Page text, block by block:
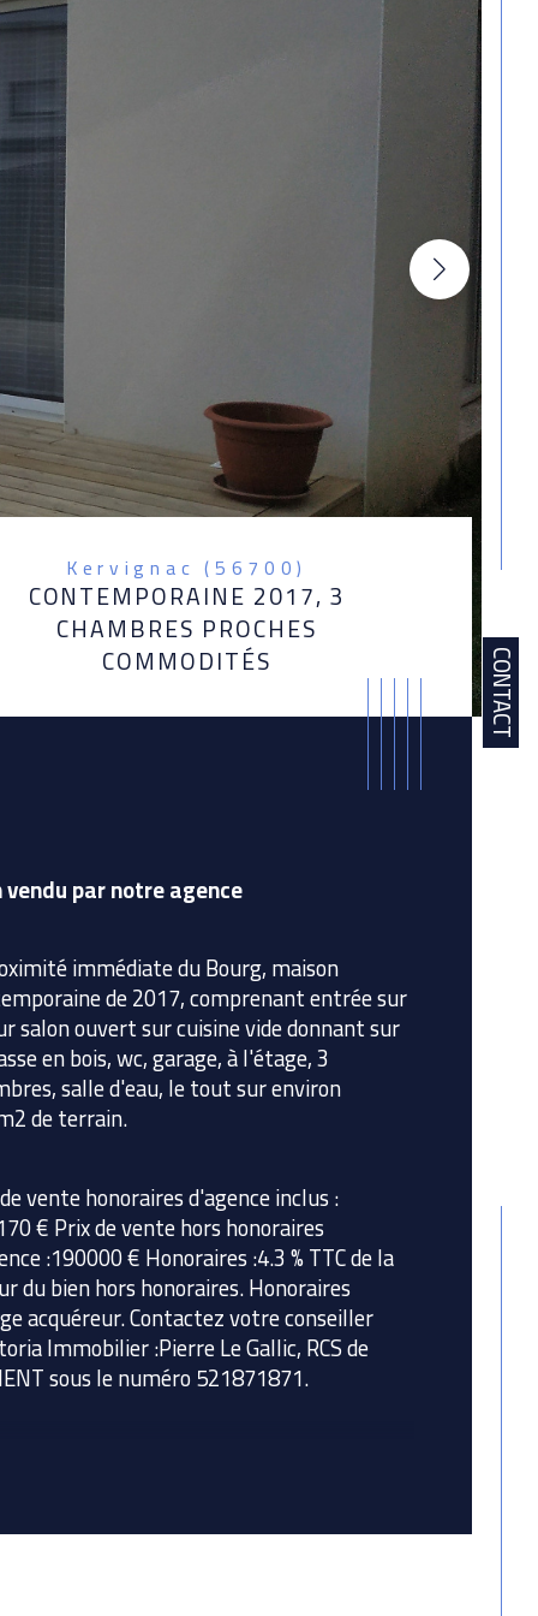
CONTACT
Kervignac (56700)
CONTEMPORAINE 2017, 3
CHAMBRES PROCHES
COMMODITÉS
Valeurs
de pièces
de niveaux
salle d'eau
vendu par notre agence
immédiate du Bourg, maison
de 2017, comprenant entrée sur
salon ouvert sur cuisine vide donnant sur
en bois, wc, garage, à l'étage, 3
salle d'eau, le tout sur environ
de terrain.
vente honoraires d'agence inclus :
€ Prix de vente hors honoraires
:190000 € Honoraires :4.3 % TTC de la
du bien hors honoraires. Honoraires
acquéreur. Contactez votre conseiller
Immobilier :Pierre Le Gallic, RCS de
sous le numéro 521871871.